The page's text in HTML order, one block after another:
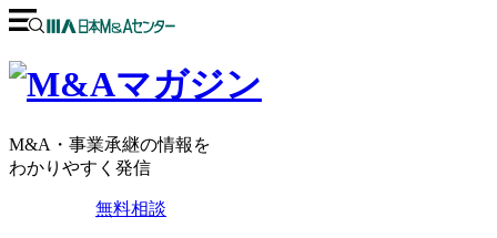
M&A・事業承継の情報を
わかりやすく発信
無料相談